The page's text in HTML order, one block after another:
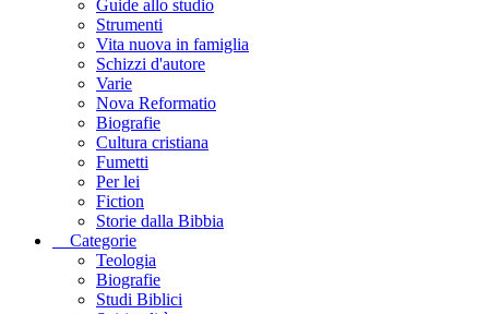
Guide allo studio
Strumenti
Vita nuova in famiglia
Schizzi d'autore
Varie
Nova Reformatio
Biografie
Cultura cristiana
Fumetti
Per lei
Fiction
Storie dalla Bibbia
Categorie
Teologia
Biografie
Studi Biblici